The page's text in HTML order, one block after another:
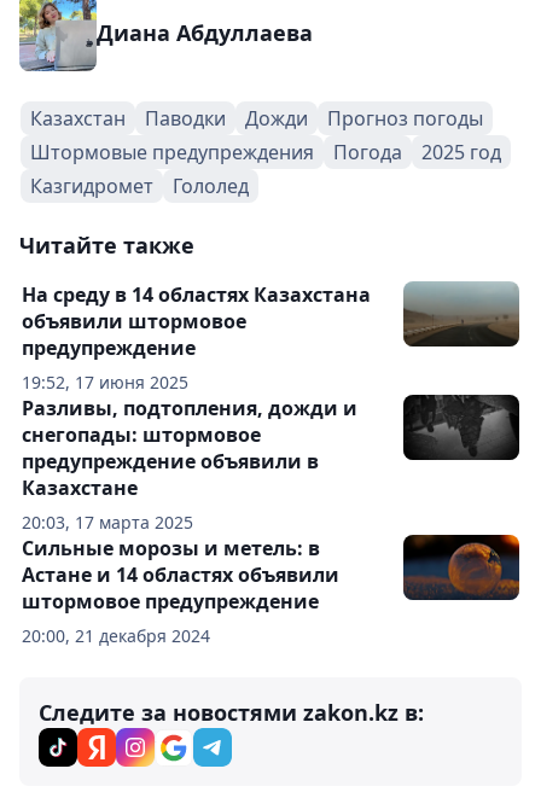
Диана Абдуллаева
Казахстан Паводки Дожди
Прогноз погоды
Штормовые предупреждения
Погода
2025 год
Казгидромет
Гололед
Читайте также
19:52, 17 июня 2025
На среду в 14 областях Казахстана
объявили штормовое
предупреждение
20:03, 17 марта 2025
Разливы, подтопления, дожди и
снегопады: штормовое
предупреждение объявили в
Казахстане
20:00, 21 декабря 2024
Сильные морозы и метель: в
Астане и 14 областях объявили
штормовое предупреждение
Следите за новостями zakon.kz в: